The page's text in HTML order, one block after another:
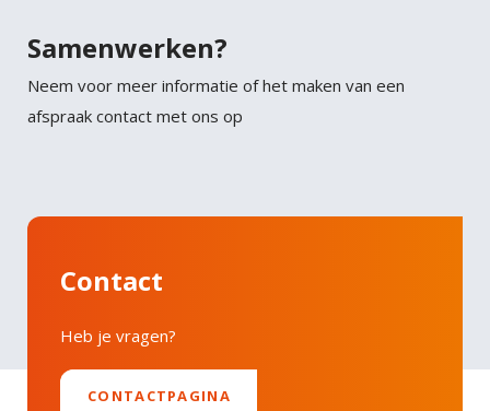
Samenwerken?
Neem voor meer informatie of het maken van een
afspraak contact met ons op
Contact
Heb je vragen?
CONTACTPAGINA